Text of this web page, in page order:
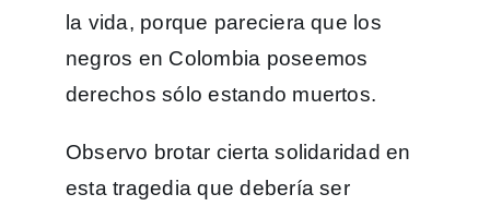
la vida, porque pareciera que los
negros en Colombia poseemos
derechos sólo estando muertos.
Observo brotar cierta solidaridad en
esta tragedia que debería ser